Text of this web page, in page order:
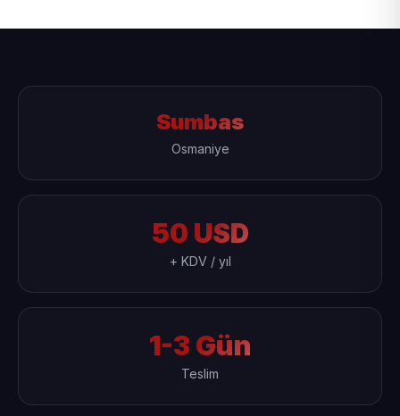
Sumbas
Osmaniye
50 USD
+ KDV / yıl
1-3 Gün
Teslim